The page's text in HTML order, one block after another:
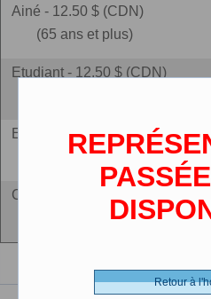
Ainé - 12.50 $ (CDN)
(65 ans et plus)
Etudiant - 12.50 $ (CDN)
Enfant - 10.00 $ (CDN)
(2-12 ans)
Ciné-carte - 0.00 $ (CDN)
Retour à